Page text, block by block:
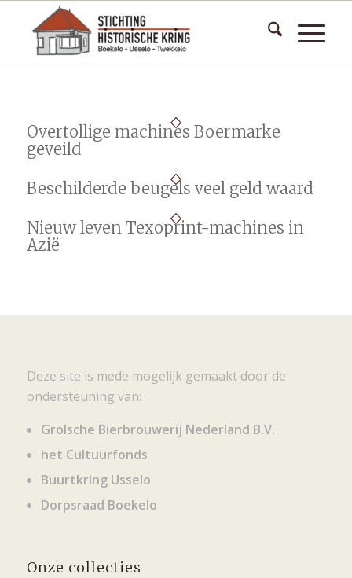
Overtollige machines Boermarke
geveild
Beschilderde beugels veel geld waard
Nieuw leven Texoprint-machines in
Azië
Deze site is mede mogelijk gemaakt door de
ondersteuning van:
Grolsche Bierbrouwerij Nederland B.V.
het Cultuurfonds
Buurtkring Usselo
Dorpsraad Boekelo
Onze collecties